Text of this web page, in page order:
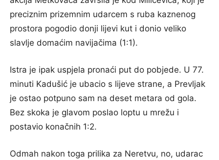
preciznim prizemnim udarcem s ruba kaznenog
prostora pogodio donji lijevi kut i donio veliko
slavlje domaćim navijačima (1:1).
Istra je ipak uspjela pronaći put do pobjede. U 77.
minuti Kadušić je ubacio s lijeve strane, a Prevljak
je ostao potpuno sam na deset metara od gola.
Bez skoka je glavom poslao loptu u mrežu i
postavio konačnih 1:2.
Odmah nakon toga prilika za Neretvu, no, udarac